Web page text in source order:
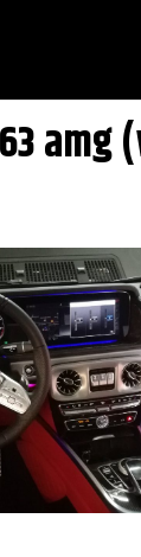
amg